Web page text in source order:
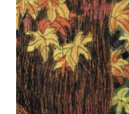
Clube de Leitores
Listas
Como ler?
Na escola